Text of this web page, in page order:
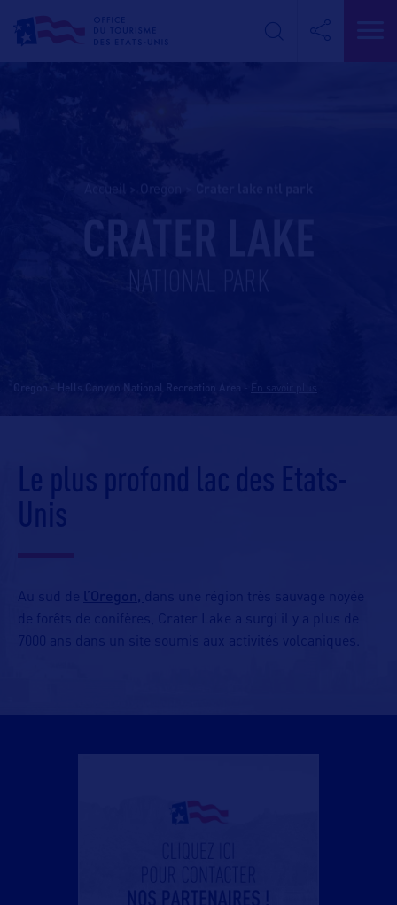
Accueil
CRATER LAKE
NATIONAL PARK
Oregon - Hells Canyon National Recreation Area
Le plus profond lac des Etats-
Au sud de l’Oregon,
dans une région très sauvage noyée
de forêts de conifères, Crater Lake a surgi il y a plus de
7000 ans dans un site soumis aux activités volcaniques.